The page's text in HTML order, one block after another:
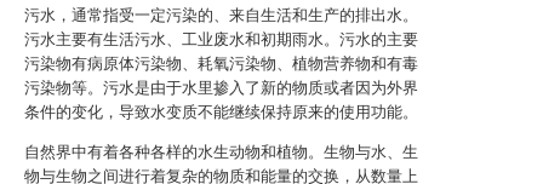
污水，通常指受一定污染的、来自生活和生产的排出水。
污水主要有生活污水、工业废水和初期雨水。污水的主要
污染物有病原体污染物、耗氧污染物、植物营养物和有毒
污染物等。污水是由于水里掺入了新的物质或者因为外界
条件的变化，导致水变质不能继续保持原来的使用功能。
自然界中有着各种各样的水生动物和植物。生物与水、生
物与生物之间进行着复杂的物质和能量的交换，从数量上